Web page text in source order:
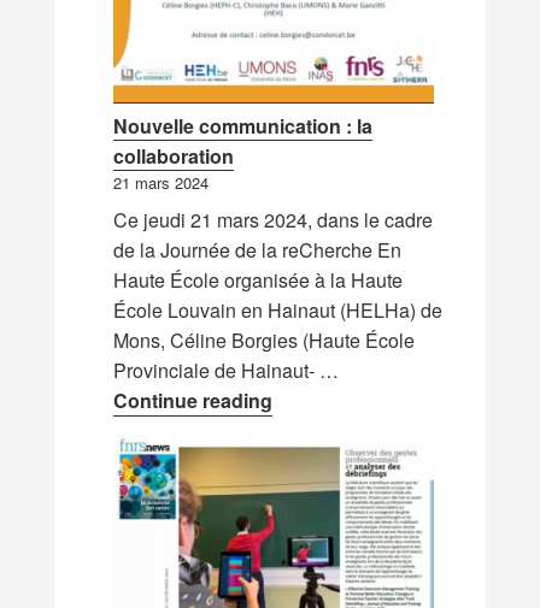
Nouvelle communication : la
collaboration
21 mars 2024
Ce jeudi 21 mars 2024, dans le cadre
de la Journée de la reCherche En
Haute École organisée à la Haute
École Louvain en Hainaut (HELHa) de
Mons, Céline Borgies (Haute École
Provinciale de Hainaut- …
Continue readingNouvelle communication : la